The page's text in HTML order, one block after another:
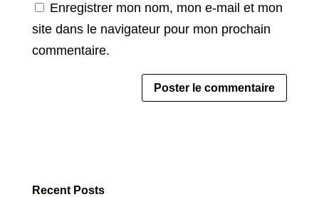
Enregistrer mon nom, mon e-mail et mon
site dans le navigateur pour mon prochain
commentaire.
Recent Posts